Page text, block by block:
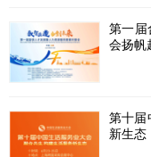
第一届
会扬帆
第十届
新生态